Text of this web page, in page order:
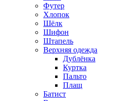
Футер
Хлопок
Шёлк
Шифон
Штапель
Верхняя одежда
Дублёнка
Куртка
Пальто
Плащ
Батист